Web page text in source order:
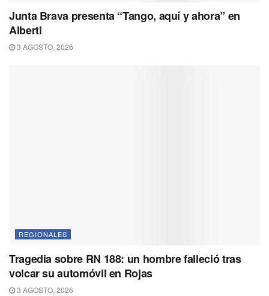
Junta Brava presenta “Tango, aquí y ahora” en
Alberti
3 AGOSTO, 2026
REGIONALES
Tragedia sobre RN 188: un hombre falleció tras
volcar su automóvil en Rojas
3 AGOSTO, 2026